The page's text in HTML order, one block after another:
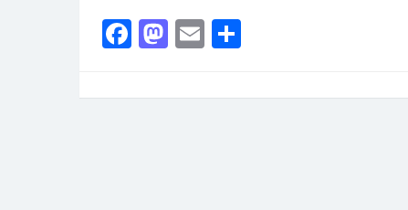
Facebook
Mastodon
Email